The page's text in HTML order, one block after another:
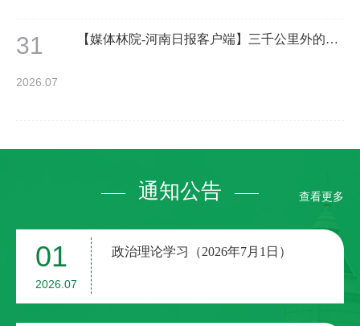
从事泡桐资源高值化利用研究。先后主持中国博士后
refining and applications”的综述论文。该文章以植物源
31
2026.07
【媒体林院-河南日报客户端】三千公里外的兵团里来了群年轻人
通知公告 查看更多
01
2026.07
政治理论学习（2026年7月1日）